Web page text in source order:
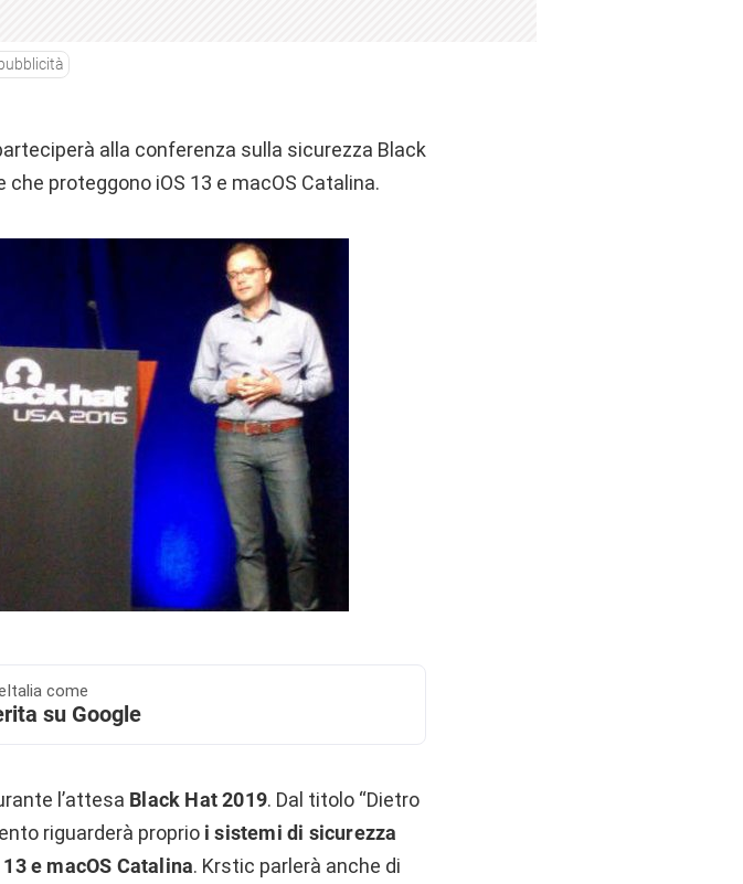
alla conferenza sulla sicurezza Black
proteggono iOS 13 e macOS Catalina.
come
su Google
l’attesa Black Hat 2019. Dal titolo “Dietro
riguarderà proprio i sistemi di sicurezza
e macOS Catalina. Krstic parlerà anche di